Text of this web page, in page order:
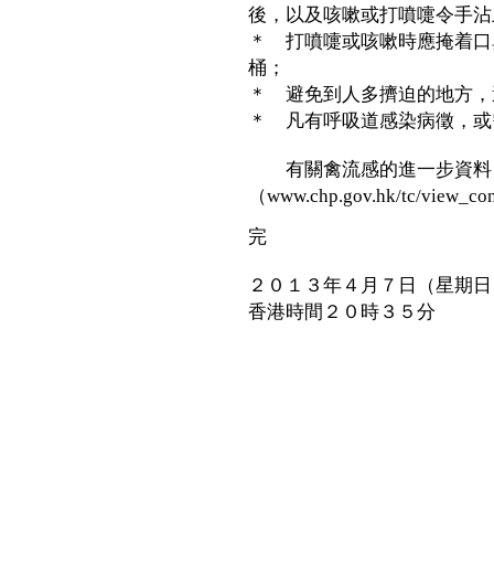
後，以及咳嗽或打噴嚏令手
＊ 打噴嚏或咳嗽時應掩着
桶；
＊ 避免到人多擠迫的地方
＊ 凡有呼吸道感染病徵，
有關禽流感的進一步資料
（www.chp.gov.hk/tc/
完
２０１３年４月７日（星期
香港時間２０時３５分